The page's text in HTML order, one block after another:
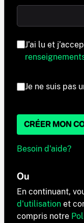
J’ai lu et
Je ne suis pas
CRÉER MON
Besoin d'aide?
Ou
En continuant,
d'utilisation et
compris notre